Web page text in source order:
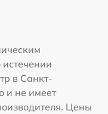
в Санкт-
и не имеет
Цены